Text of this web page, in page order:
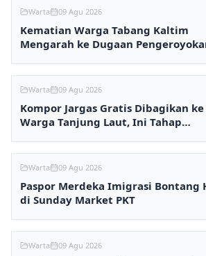
Warta 09 Agu 2026
Kematian Warga Tabang Kaltim
Mengarah ke Dugaan
Warta 09 Agu 2026
Kompor Jargas Gratis Dibagikan ke
Warga Tanjung Laut, Ini Tahap
Warta 09 Agu 2026
Paspor Merdeka Imigrasi Bontang
di Sunday Market PKT
Warta 09 Agu 2026